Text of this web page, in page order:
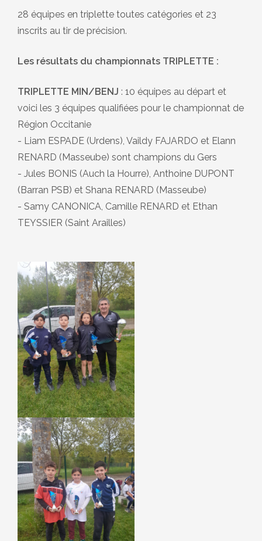
28 équipes en triplette toutes catégories et 23
inscrits au tir de précision.
Les résultats du championnats TRIPLETTE :
TRIPLETTE MIN/BENJ : 10 équipes au départ et
voici les 3 équipes qualifiées pour le championnat de
Région Occitanie
- Liam ESPADE (Urdens), Vaildy FAJARDO et Elann
RENARD (Masseube) sont champions du Gers
- Jules BONIS (Auch la Hourre), Anthoine DUPONT
(Barran PSB) et Shana RENARD (Masseube)
- Samy CANONICA, Camille RENARD et Ethan
TEYSSIER (Saint Arailles)